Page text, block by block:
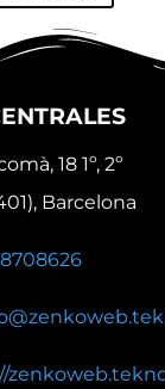
18 1º, 2º
Barcelona